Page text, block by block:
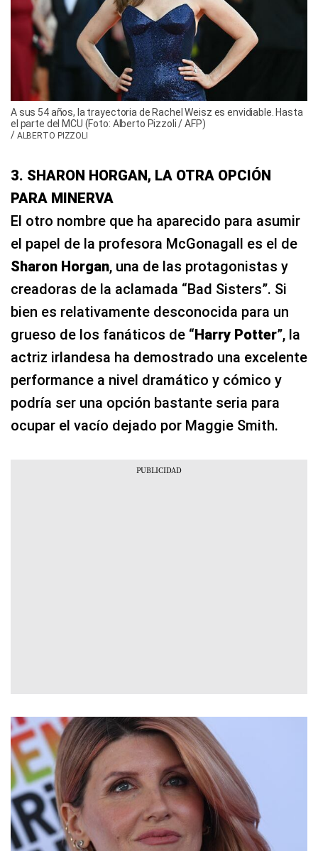
A sus 54 años, la trayectoria de Rachel Weisz es envidiable. Hasta
el parte del MCU (Foto: Alberto Pizzoli / AFP)
/ ALBERTO PIZZOLI
3. SHARON HORGAN, LA OTRA OPCIÓN
PARA MINERVA
El otro nombre que ha aparecido para asumir
el papel de la profesora McGonagall es el de
Sharon Horgan, una de las protagonistas y
creadoras de la aclamada “Bad Sisters”. Si
bien es relativamente desconocida para un
grueso de los fanáticos de “Harry Potter”, la
actriz irlandesa ha demostrado una excelente
performance a nivel dramático y cómico y
podría ser una opción bastante seria para
ocupar el vacío dejado por Maggie Smith.